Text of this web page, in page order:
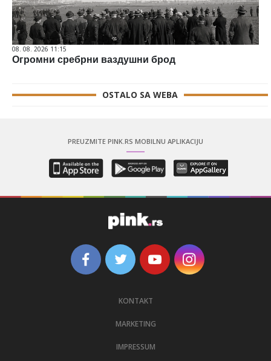
08. 08. 2026 11:15
Огромни сребрни ваздушни брод
OSTALO SA WEBA
PREUZMITE PINK.RS MOBILNU APLIKACIJU
KONTAKT
MARKETING
IMPRESSUM